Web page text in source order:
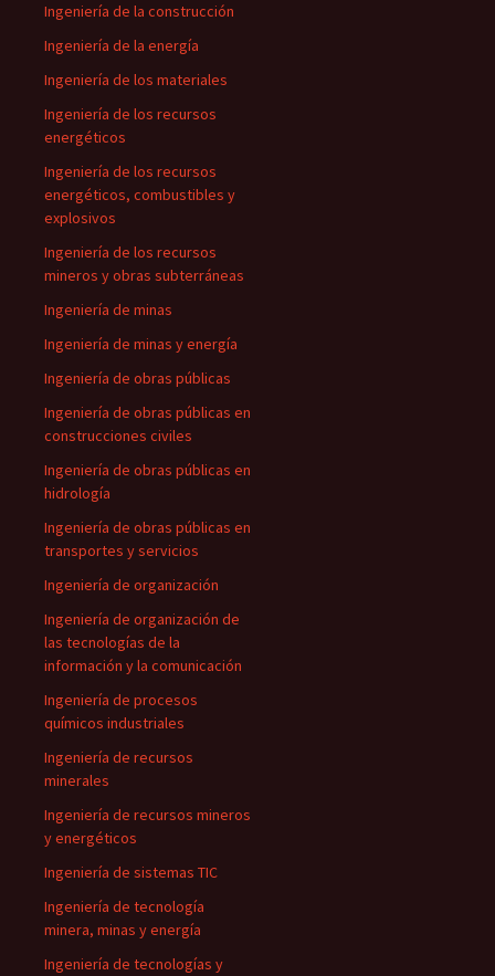
Ingeniería de la construcción
Ingeniería de la energía
Ingeniería de los materiales
Ingeniería de los recursos
energéticos
Ingeniería de los recursos
energéticos, combustibles y
explosivos
Ingeniería de los recursos
mineros y obras subterráneas
Ingeniería de minas
Ingeniería de minas y energía
Ingeniería de obras públicas
Ingeniería de obras públicas en
construcciones civiles
Ingeniería de obras públicas en
hidrología
Ingeniería de obras públicas en
transportes y servicios
Ingeniería de organización
Ingeniería de organización de
las tecnologías de la
información y la comunicación
Ingeniería de procesos
químicos industriales
Ingeniería de recursos
minerales
Ingeniería de recursos mineros
y energéticos
Ingeniería de sistemas TIC
Ingeniería de tecnología
minera, minas y energía
Ingeniería de tecnologías y